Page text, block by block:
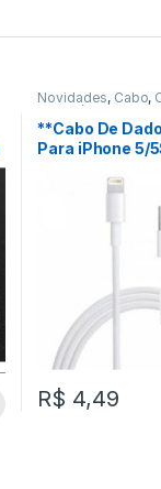
Novidades, Cabo,
Acessórios
**Cabo De
Para iPhone 5/
R$ 4,49